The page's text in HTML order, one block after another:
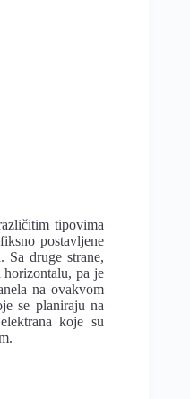
tipovima
postavljene
druge strane,
horizontalu, pa je
na ovakvom
se planiraju na
koje su